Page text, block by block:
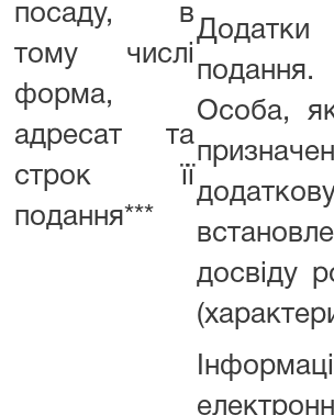
посаду, в
тому числі
форма,
адресат та
строк її
подання***
Особа,
досвіду